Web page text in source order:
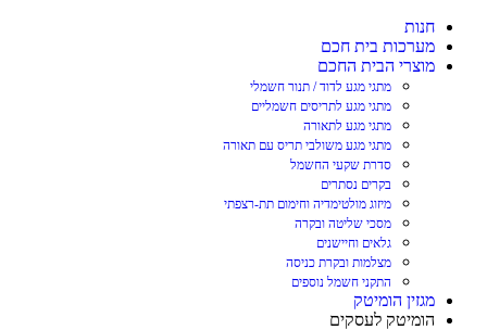
חנות
מערכות בית חכם
מוצרי הבית החכם
מתגי מגע לדוד / תנור חשמלי
מתגי מגע לתריסים חשמליים
מתגי מגע לתאורה
מתגי מגע משולבי תריס עם תאורה
סדרת שקעי החשמל
בקרים נסתרים
מיזוג מולטימדיה וחימום תת-רצפתי
מסכי שליטה ובקרה
גלאים וחיישנים
מצלמות ובקרת כניסה
התקני חשמל נוספים
מגזין הומיטק
הומיטק לעסקים